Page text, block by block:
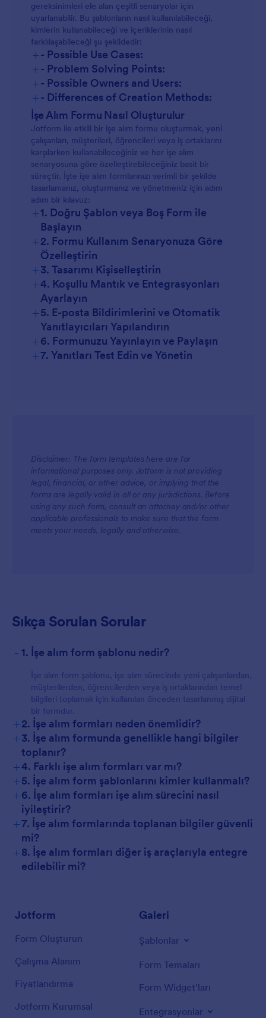
gereksinimleri ele alan çeşitli senaryolar için
uyarlanabilir. Bu şablonların nasıl kullanılabileceği,
kimlerin kullanabileceği ve içeriklerinin nasıl
farklılaşabileceği şu şekildedir:
+- Possible Use Cases:
+- Problem Solving Points:
+- Possible Owners and Users:
+- Differences of Creation Methods:
İşe Alım Formu Nasıl Oluşturulur
Jotform ile etkili bir işe alım formu oluşturmak, yeni
çalışanları, müşterileri, öğrencileri veya iş ortaklarını
karşılarken kullanabileceğiniz ve her işe alım
senaryosuna göre özelleştirebileceğiniz basit bir
süreçtir. İşte işe alım formlarınızı verimli bir şekilde
tasarlamanız, oluşturmanız ve yönetmeniz için adım
adım bir kılavuz:
+1. Doğru Şablon veya Boş Form ile
Başlayın
+2. Formu Kullanım Senaryonuza Göre
Özelleştirin
+3. Tasarımı Kişiselleştirin
+4. Koşullu Mantık ve Entegrasyonları
Ayarlayın
+5. E-posta Bildirimlerini ve Otomatik
Yanıtlayıcıları Yapılandırın
+6. Formunuzu Yayınlayın ve Paylaşın
+7. Yanıtları Test Edin ve Yönetin
Disclaimer: The form templates here are for
informational purposes only. Jotform is not providing
legal, financial, or other advice, or implying that the
forms are legally valid in all or any jurisdictions. Before
using any such form, consult an attorney and/or other
applicable professionals to make sure that the form
meets your needs, legally and otherwise.
Sıkça Sorulan Sorular
- 1. İşe alım form şablonu nedir?
İşe alım form şablonu, işe alım sürecinde yeni çalışanlardan,
müşterilerden, öğrencilerden veya iş ortaklarından temel
bilgileri toplamak için kullanılan önceden tasarlanmış dijital
bir formdur.
+2. İşe alım formları neden önemlidir?
+3. İşe alım formunda genellikle hangi bilgiler
toplanır?
+4. Farklı işe alım formları var mı?
+5. İşe alım form şablonlarını kimler kullanmalı?
+6. İşe alım formları işe alım sürecini nasıl
iyileştirir?
+7. İşe alım formlarında toplanan bilgiler güvenli
mi?
+8. İşe alım formları diğer iş araçlarıyla entegre
edilebilir mi?
Jotform
Form Oluşturun
Çalışma Alanım
Fiyatlandırma
Jotform Kurumsal
Galeri
Şablonlar
Form Temaları
Form Widget'ları
Entegrasyonlar